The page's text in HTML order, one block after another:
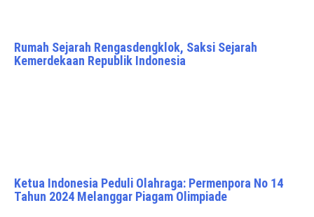
Rumah Sejarah Rengasdengklok, Saksi Sejarah
Kemerdekaan Republik Indonesia
Ketua Indonesia Peduli Olahraga: Permenpora No 14
Tahun 2024 Melanggar Piagam Olimpiade